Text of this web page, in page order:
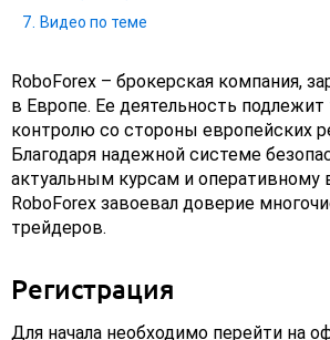
Видео по теме
RoboForex – брокерская компания,
в Европе. Ее деятельность
контролю со стороны европейских
Благодаря надежной системе
актуальным курсам и оперативному
RoboForex завоевал доверие
трейдеров.
Регистрация
Для начала необходимо перейти на